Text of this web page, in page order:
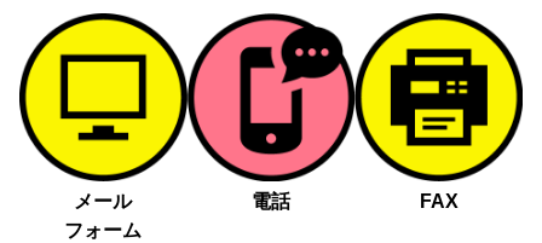
す。
お客様の個人情報は、以下掲げる場合以外に、事前にご本人の同意
無く第三者に提供することはありません。
法令に基づく場合
人の生命、身体又は財産の保護にために必要がある場合であっ
て、本人の同意を得る事が困難であるとき
メール
フォーム
電話 FAX